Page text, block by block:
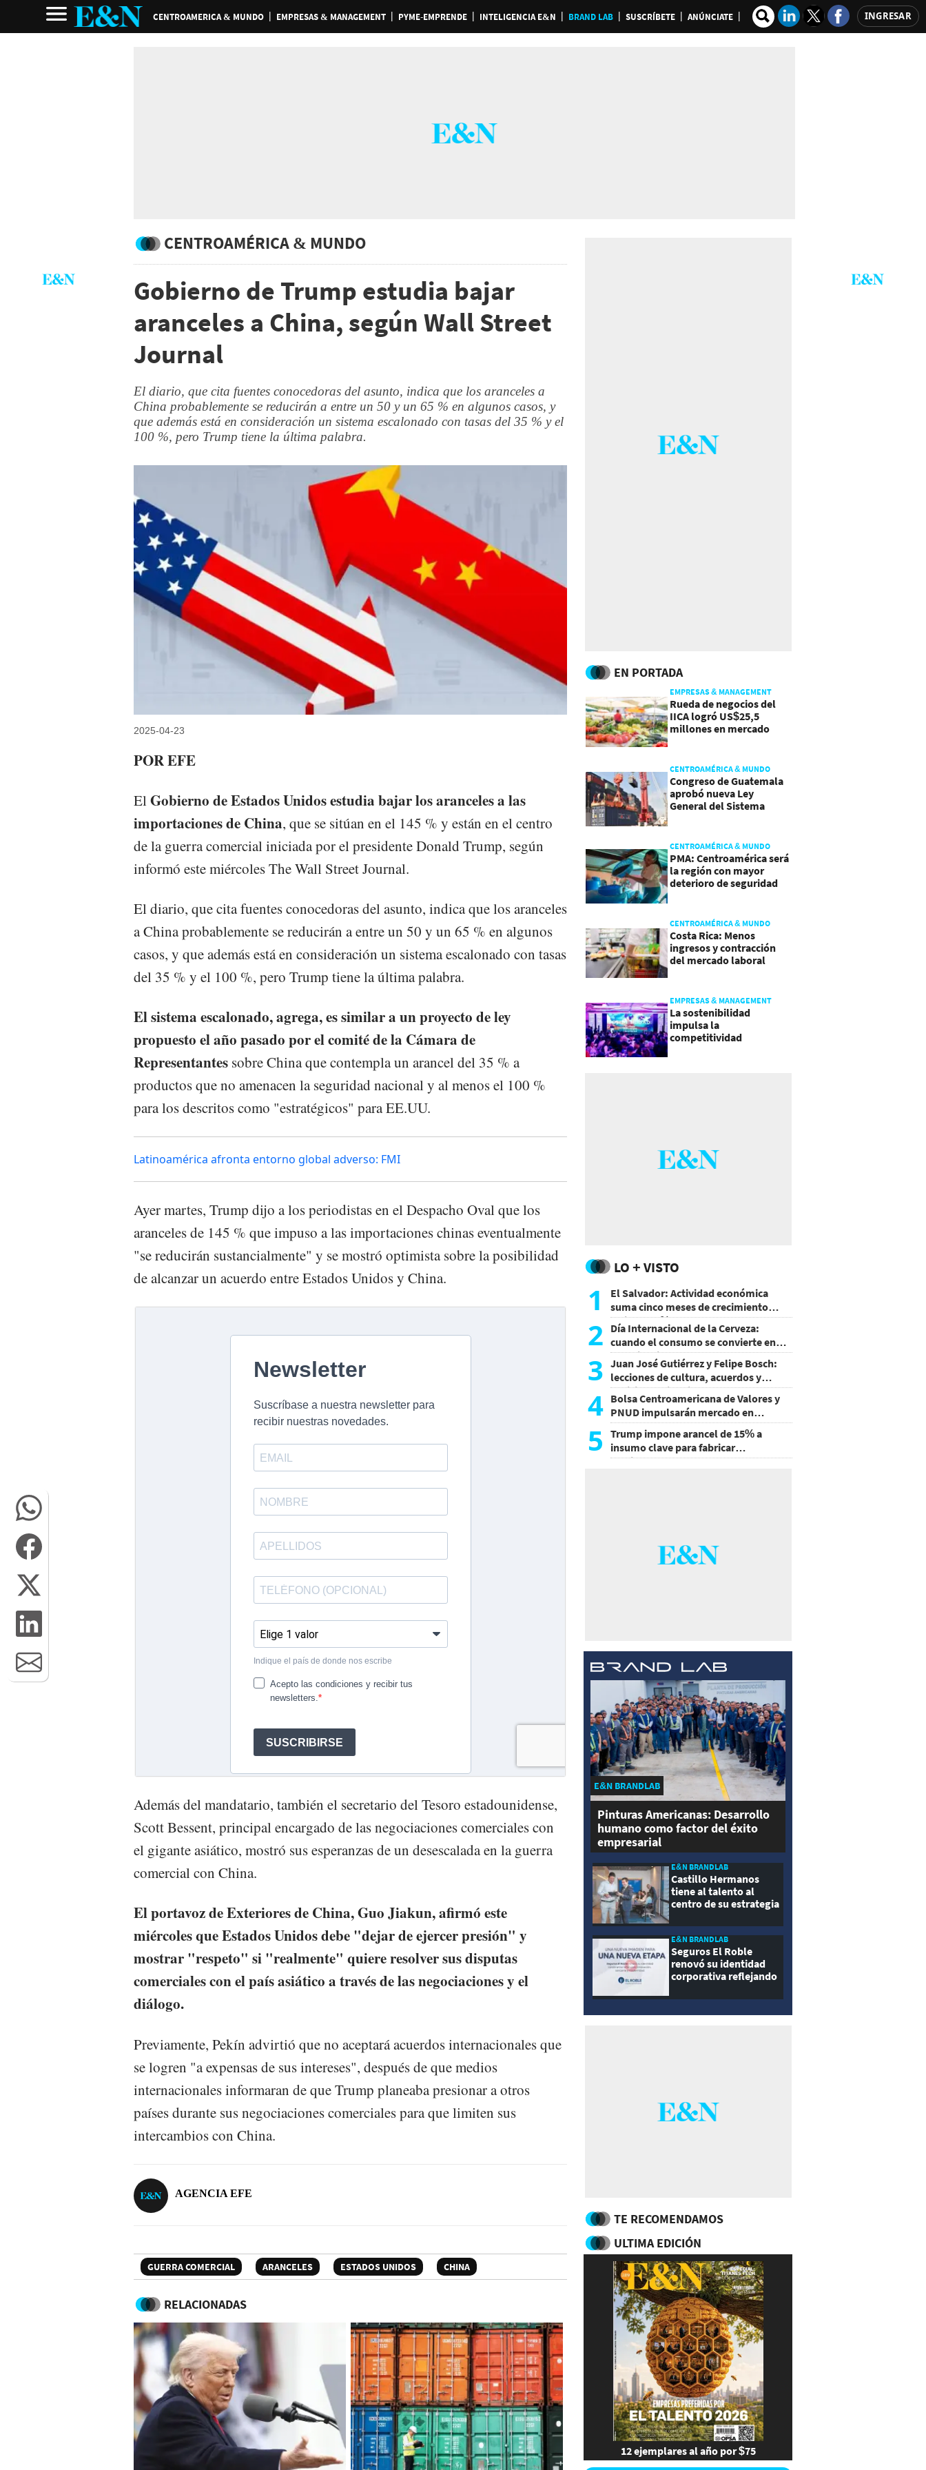
CENTROAMERICA & MUNDO EMPRESAS & MANAGEMENT PYME-EMPRENDE INTELIGENCIA E&N BRAND LAB SUSCRÍBETE ANÚNCIATE INGRESAR
CENTROAMÉRICA & MUNDO
Gobierno de Trump estudia bajar
aranceles a China, según Wall Street
Journal
El diario, que cita fuentes conocedoras del asunto, indica que los aranceles a
China probablemente se reducirán a entre un 50 y un 65 % en algunos casos, y
que además está en consideración un sistema escalonado con tasas del 35 % y el
100 %, pero Trump tiene la última palabra.
2025-04-23
POR EFE
ElGobierno de Estados Unidos estudia bajar los aranceles a las
importaciones de China, que se sitúan en el 145 % y están en el centro
de la guerra comercial iniciada por el presidente Donald Trump, según
informó este miércoles The Wall Street Journal.
El diario, que cita fuentes conocedoras del asunto, indica que los aranceles
a China probablemente se reducirán a entre un 50 y un 65 % en algunos
casos, y que además está en consideración un sistema escalonado con tasas
del 35 % y el 100 %, pero Trump tiene la última palabra.
El sistema escalonado, agrega, es similar a un proyecto de ley
propuesto el año pasado por el comité de la Cámara de
Representantes sobre China que contempla un arancel del 35 % a
productos que no amenacen la seguridad nacional y al menos el 100 %
para los descritos como "estratégicos" para EE.UU.
Latinoamérica afronta entorno global adverso: FMI
Ayer martes, Trump dijo a los periodistas en el Despacho Oval que los
aranceles de 145 % que impuso a las importaciones chinas eventualmente
"se reducirán sustancialmente" y se mostró optimista sobre la posibilidad
de alcanzar un acuerdo entre Estados Unidos y China.
Además del mandatario, también el secretario del Tesoro estadounidense,
Scott Bessent, principal encargado de las negociaciones comerciales con
el gigante asiático, mostró sus esperanzas de un desescalada en la guerra
comercial con China.
El portavoz de Exteriores de China, Guo Jiakun, afirmó este
miércoles que Estados Unidos debe "dejar de ejercer presión" y
mostrar "respeto" si "realmente" quiere resolver sus disputas
comerciales con el país asiático a través de las negociaciones y el
diálogo.
Previamente, Pekín advirtió que no aceptará acuerdos internacionales que
se logren "a expensas de sus intereses", después de que medios
internacionales informaran de que Trump planeaba presionar a otros
países durante sus negociaciones comerciales para que limiten sus
intercambios con China.
AGENCIA EFE
GUERRA COMERCIAL ARANCELES ESTADOS UNIDOS CHINA
RELACIONADAS
EN PORTADA
EMPRESAS & MANAGEMENT
Rueda de negocios del
IICA logró US$25,5
millones en mercado
CENTROAMÉRICA & MUNDO
Congreso de Guatemala
aprobó nueva Ley
General del Sistema
CENTROAMÉRICA & MUNDO
PMA: Centroamérica será
la región con mayor
deterioro de seguridad
CENTROAMÉRICA & MUNDO
Costa Rica: Menos
ingresos y contracción
del mercado laboral
EMPRESAS & MANAGEMENT
La sostenibilidad
impulsa la
competitividad
LO + VISTO
1
El Salvador: Actividad económica
suma cinco meses de crecimiento
arriba de 4%
2 Día Internacional de la Cerveza:
cuando el consumo se convierte en
experiencia
3 Juan José Gutiérrez y Felipe Bosch:
lecciones de cultura, acuerdos y
decisiones sin miedo
4 Bolsa Centroamericana de Valores y
PNUD impulsarán mercado en
Honduras
5
Trump impone arancel de 15% a
insumo clave para fabricar
semiconductores y paneles
E&N BRANDLAB
Pinturas Americanas: Desarrollo
humano como factor del éxito
empresarial
E&N BRANDLAB
Castillo Hermanos
tiene al talento al
centro de su estrategia
E&N BRANDLAB
Seguros El Roble
renovó su identidad
corporativa reflejando
modernidad
TE RECOMENDAMOS
ULTIMA EDICIÓN
12 ejemplares al año por $75